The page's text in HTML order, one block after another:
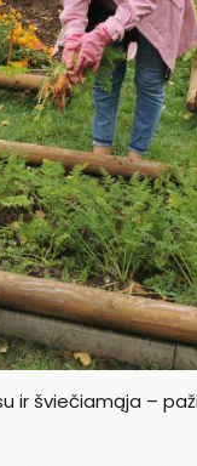
ir šviečiamąja –